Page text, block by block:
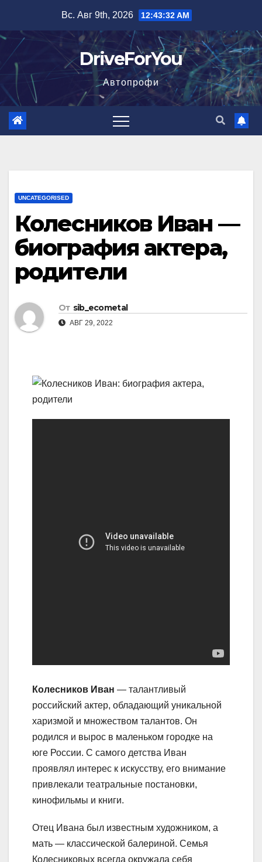
содержимому
Вс. Авг 9th, 2026 12:43:33 AM
DriveForYou
Автопрофи
UNCATEGORISED
Колесников Иван —
биография актера,
родители
От sib_ecometal
АВГ 29, 2022
Колесников Иван — талантливый
российский актер, обладающий уникальной
харизмой и множеством талантов. Он
родился и вырос в маленьком городке на
юге России. С самого детства Иван
проявлял интерес к искусству, его внимание
привлекали театральные постановки,
кинофильмы и книги.
Отец Ивана был известным художником, а
мать — классической балериной. Семья
Колесниковых всегда окружала себя